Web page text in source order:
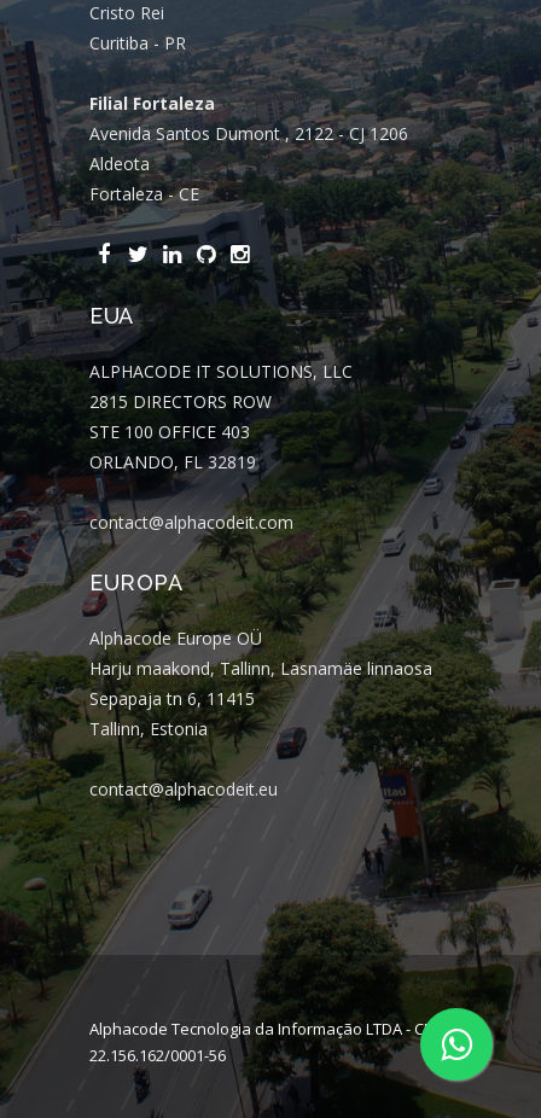
Cristo Rei
Curitiba - PR
Filial Fortaleza
Avenida Santos Dumont , 2122 - CJ 1206
Aldeota
Fortaleza - CE
EUA
ALPHACODE IT SOLUTIONS, LLC
2815 DIRECTORS ROW
STE 100 OFFICE 403
ORLANDO, FL 32819
contact@alphacodeit.com
EUROPA
Alphacode Europe OÜ
Harju maakond, Tallinn, Lasnamäe linnaosa
Sepapaja tn 6, 11415
Tallinn, Estonia
contact@alphacodeit.eu
Alphacode Tecnologia da Informação LTDA - CNPJ:
22.156.162/0001-56